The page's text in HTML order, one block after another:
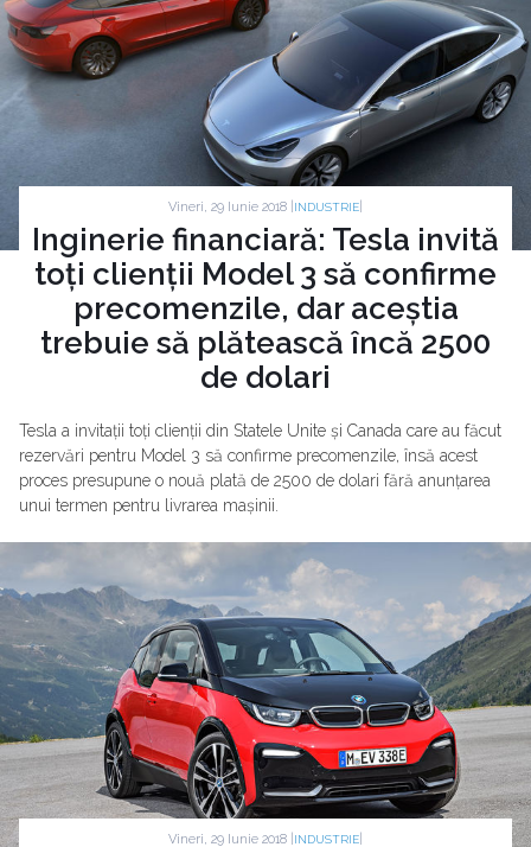
Vineri, 29 Iunie 2018 | INDUSTRIE
Inginerie financiară: Tesla invită
toți clienții Model 3 să confirme
precomenzile, dar aceștia
trebuie să plătească încă 2500
de dolari
Tesla a invitații toți clienții din Statele Unite și Canada care au făcut
rezervări pentru Model 3 să confirme precomenzile, însă acest
proces presupune o nouă plată de 2500 de dolari fără anunțarea
unui termen pentru livrarea mașinii.
Vineri, 29 Iunie 2018 | INDUSTRIE